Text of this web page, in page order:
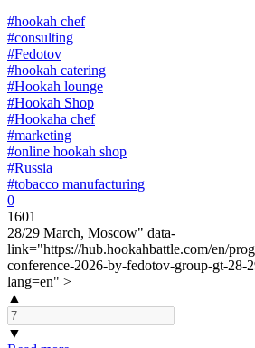
#hookah chef
#consulting
#Fedotov
#hookah catering
#Hookah lounge
#Hookah Shop
#Hookaha chef
#marketing
#online hookah shop
#Russia
#tobacco manufacturing
0
1601
28/29 March, Moscow" data-
link="https://hub.hookahbattle.com/en/
conference-2026-by-fedotov-group-gt-28-
lang=en" >
▲
▼